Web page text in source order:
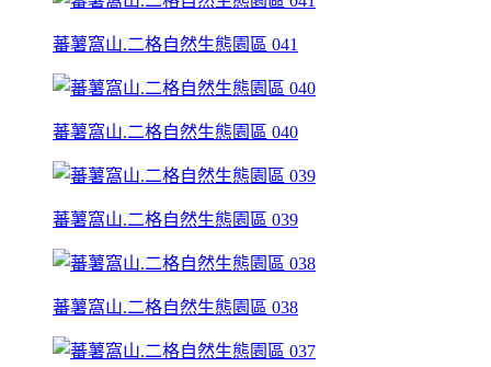
蕃薯窩山.二格自然生態園區 041
蕃薯窩山.二格自然生態園區 040
蕃薯窩山.二格自然生態園區 039
蕃薯窩山.二格自然生態園區 038